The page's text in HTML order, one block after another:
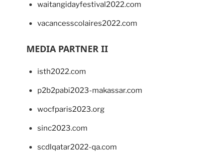
waitangidayfestival2022.com
vacancesscolaires2022.com
MEDIA PARTNER II
isth2022.com
p2b2pabi2023-makassar.com
wocfparis2023.org
sinc2023.com
scdlqatar2022-qa.com